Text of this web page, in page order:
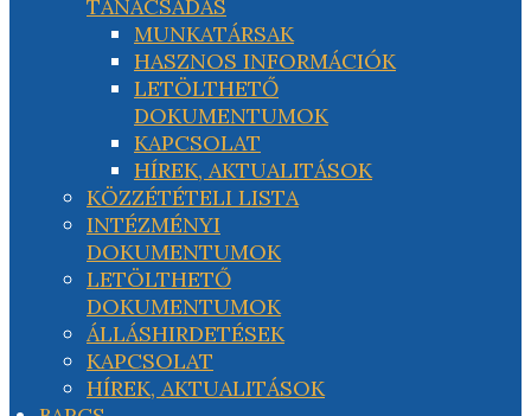
TANÁCSADÁS
MUNKATÁRSAK
HASZNOS INFORMÁCIÓK
LETÖLTHETŐ
DOKUMENTUMOK
KAPCSOLAT
HÍREK, AKTUALITÁSOK
KÖZZÉTÉTELI LISTA
INTÉZMÉNYI
DOKUMENTUMOK
LETÖLTHETŐ
DOKUMENTUMOK
ÁLLÁSHIRDETÉSEK
KAPCSOLAT
HÍREK, AKTUALITÁSOK